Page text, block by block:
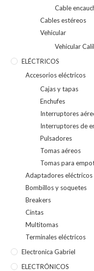
Cable
Cables estéreos
Vehicular
Vehicular
ELÉCTRICOS
Accesorios eléctricos
Cajas y tapas
Enchufes
Interruptores
Interruptores de
Pulsadores
Tomas aéreos
Tomas para
Adaptadores eléctricos
Bombillos y soquetes
Breakers
Cintas
Multitomas
Terminales eléctricos
Electronica Gabriel
ELECTRÓNICOS